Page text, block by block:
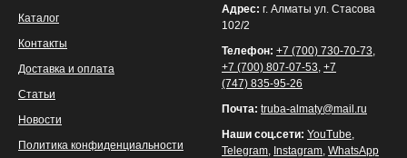
Каталог
Контакты
Доставка и оплата
Статьи
Новости
Политика конфиденциальности
Адрес: г. Алматы ул. Стасова
102/2
Телефон: +7 (700) 730-70-73
+7 (700) 807-07-53 +7
(747) 835-95-26
Почта: truba-almaty@mail.ru
Наши соц.сети: YouTube
Telegram Instagram WhatsApp